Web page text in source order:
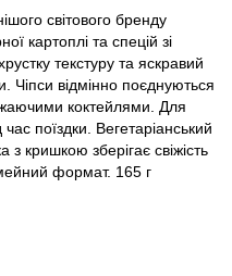
світового бренду
картоплі та спецій зі
текстуру та яскравий
Чіпси відмінно поєднуються
коктейлями. Для
поїздки. Вегетаріанський
кришкою зберігає свіжість
формат. 165 г